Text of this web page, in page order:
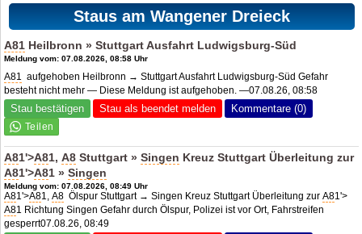
Staus am Wangener Dreieck
A81 Heilbronn » Stuttgart Ausfahrt Ludwigsburg-Süd
Meldung vom: 07.08.2026, 08:58 Uhr
A81 aufgehoben Heilbronn → Stuttgart Ausfahrt Ludwigsburg-Süd Gefahr
besteht nicht mehr — Diese Meldung ist aufgehoben. —07.08.26, 08:58
Stau bestätigen Stau als beendet melden Kommentare (0)
A81'>A81,A8 Stuttgart »Singen Kreuz Stuttgart Überleitung zur
A81'>A81 »Singen
Meldung vom: 07.08.2026, 08:49 Uhr
A81'>A81,A8 Ölspur Stuttgart → Singen Kreuz Stuttgart Überleitung zurA81'>
A81 Richtung Singen Gefahr durch Ölspur, Polizei ist vor Ort, Fahrstreifen
gesperrt07.08.26, 08:49